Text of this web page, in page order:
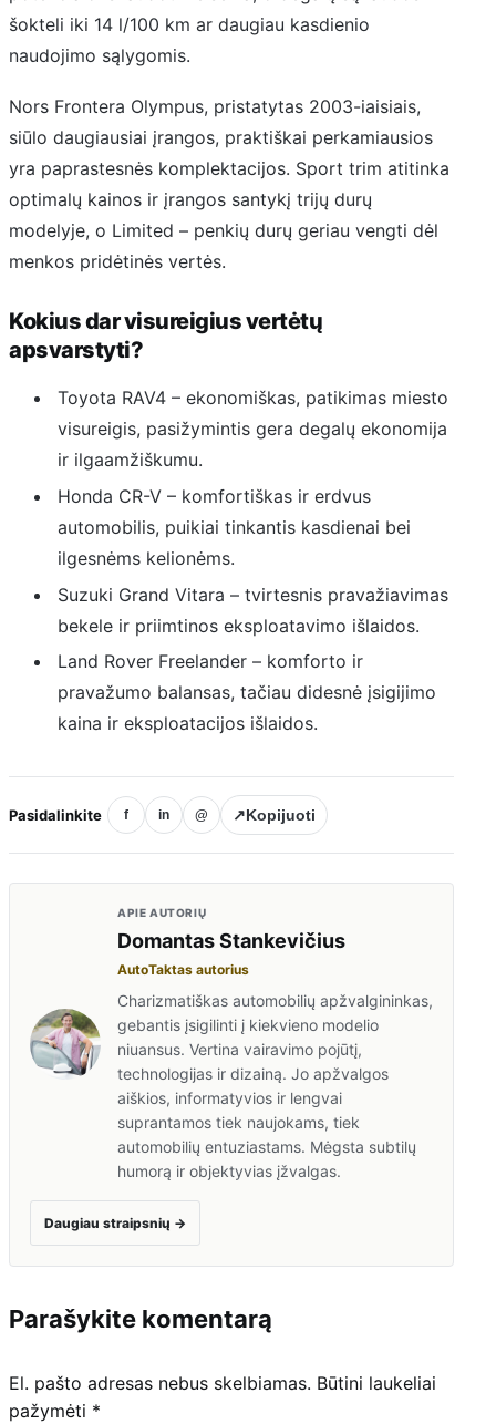
šokteli iki 14 l/100 km ar daugiau kasdienio
naudojimo sąlygomis.
Nors Frontera Olympus, pristatytas 2003-iaisiais,
siūlo daugiausiai įrangos, praktiškai perkamiausios
yra paprastesnės komplektacijos. Sport trim atitinka
optimalų kainos ir įrangos santykį trijų durų
modelyje, o Limited – penkių durų geriau vengti dėl
menkos pridėtinės vertės.
Kokius dar visureigius vertėtų
apsvarstyti?
Toyota RAV4 – ekonomiškas, patikimas miesto
visureigis, pasižymintis gera degalų ekonomija
ir ilgaamžiškumu.
Honda CR-V – komfortiškas ir erdvus
automobilis, puikiai tinkantis kasdienai bei
ilgesnėms kelionėms.
Suzuki Grand Vitara – tvirtesnis pravažiavimas
bekele ir priimtinos eksploatavimo išlaidos.
Land Rover Freelander – komforto ir
pravažumo balansas, tačiau didesnė įsigijimo
kaina ir eksploatacijos išlaidos.
Pasidalinkite f in @ ↗Kopijuoti
APIE AUTORIŲ
Domantas Stankevičius
AutoTaktas autorius
Charizmatiškas automobilių apžvalgininkas,
gebantis įsigilinti į kiekvieno modelio
niuansus. Vertina vairavimo pojūtį,
technologijas ir dizainą. Jo apžvalgos
aiškios, informatyvios ir lengvai
suprantamos tiek naujokams, tiek
automobilių entuziastams. Mėgsta subtilų
humorą ir objektyvias įžvalgas.
Daugiau straipsnių →
Parašykite komentarą
El. pašto adresas nebus skelbiamas. Būtini laukeliai
pažymėti *